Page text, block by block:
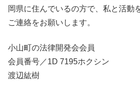
岡県に住んでいるの方で、私と活動
ご連絡をお願いします。
小山町の法律開発会会員
会員番号／1D 7195ホクシン
渡辺紘樹